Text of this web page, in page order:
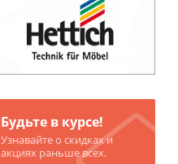
Будьте в курсе!
Узнавайте о скидках и
акциях раньше всех.